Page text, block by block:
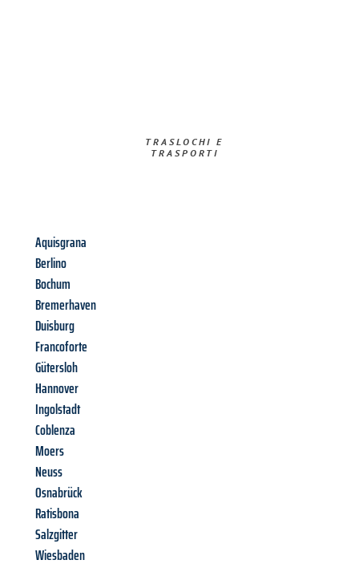
TRASLOCHI E
TRASPORTI​
Aquisgrana
Berlino
Bochum
Bremerhaven
Duisburg
Francoforte
Gütersloh
Hannover
Ingolstadt
Coblenza
Moers
Neuss
Osnabrück
Ratisbona
Salzgitter
Wiesbaden